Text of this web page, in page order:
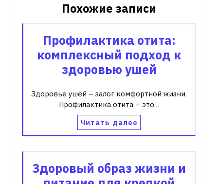
Похожие записи
Профилактика отита:
комплексный подход к
здоровью ушей
Здоровье ушей – залог комфортной жизни.
Профилактика отита – это…
Читать далее
Здоровый образ жизни и